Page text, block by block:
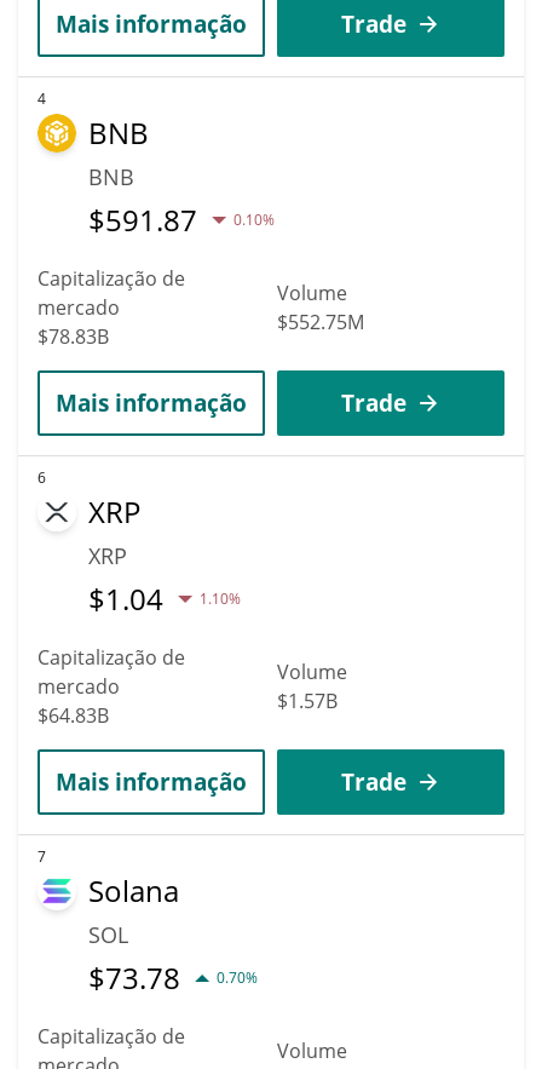
Mais informação Trade
4
BNB
BNB
$591.87 0.10%
Capitalização de
mercado
$78.83B
Volume
$552.75M
Mais informação Trade
6
XRP
XRP
$1.04 1.10%
Capitalização de
mercado
$64.83B
Volume
$1.57B
Mais informação Trade
7
Solana
SOL
$73.78 0.70%
Capitalização de
Volume